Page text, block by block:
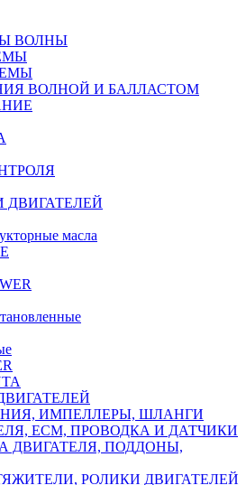
ВОЛНЫ
ВОЛНОЙ И БАЛЛАСТОМ
масла
ИМПЕЛЛЕРЫ, ШЛАНГИ
ECM, ПРОВОДКА И ДАТЧИКИ
ДВИГАТЕЛЯ, ПОДДОНЫ,
РОЛИКИ ДВИГАТЕЛЕЙ